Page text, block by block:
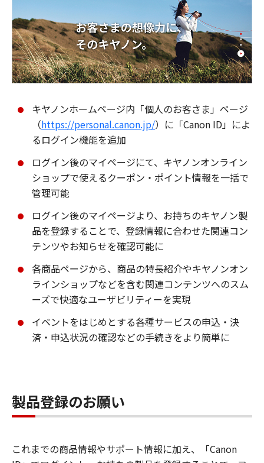
キヤノンホームページ内「個人のお客さま」ページ
（https://personal.canon.jp/）に「Canon ID」によ
るログイン機能を追加
ログイン後のマイページにて、キヤノンオンライン
ショップで使えるクーポン・ポイント情報を一括で
管理可能
ログイン後のマイページより、お持ちのキヤノン製
品を登録することで、登録情報に合わせた関連コン
テンツやお知らせを確認可能に
各商品ページから、商品の特長紹介やキヤノンオン
ラインショップなどを含む関連コンテンツへのスム
ーズで快適なユーザビリティーを実現
イベントをはじめとする各種サービスの申込・決
済・申込状況の確認などの手続きをより簡単に
製品登録のお願い
これまでの商品情報やサポート情報に加え、「Canon